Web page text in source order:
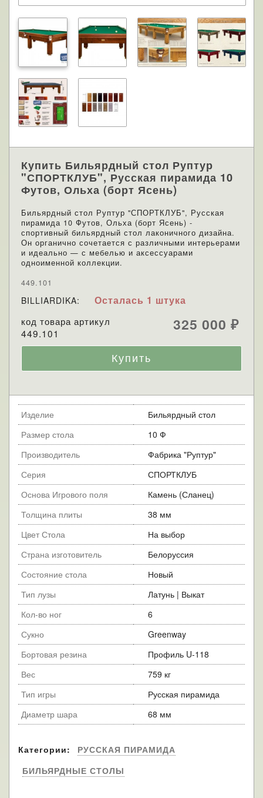
Купить Бильярдный стол Руптур
"СПОРТКЛУБ", Русская пирамида 10
Футов, Ольха (борт Ясень)
Бильярдный стол Руптур "СПОРТКЛУБ", Русская
пирамида 10 Футов, Ольха (борт Ясень) -
спортивный бильярдный стол лаконичного дизайна.
Он органично сочетается с различными интерьерами
и идеально — с мебелью и аксессуарами
одноименной коллекции.
449.101
BILLIARDIKA: Осталась 1 штука
код товара артикул
449.101
325 000 ₽
Изделие
Бильярдный стол
Размер стола
10 Ф
Производитель
Фабрика "Руптур"
Серия
СПОРТКЛУБ
Основа Игрового поля
Камень (Сланец)
Толщина плиты
38 мм
Цвет Стола
На выбор
Страна изготовитель
Белоруссия
Состояние стола
Новый
Тип лузы
Латунь | Выкат
Кол-во ног
6
Сукно
Greenway
Бортовая резина
Профиль U-118
Вес
759 кг
Тип игры
Русская пирамида
Диаметр шара
68 мм
Категории:
РУССКАЯ ПИРАМИДА
БИЛЬЯРДНЫЕ СТОЛЫ